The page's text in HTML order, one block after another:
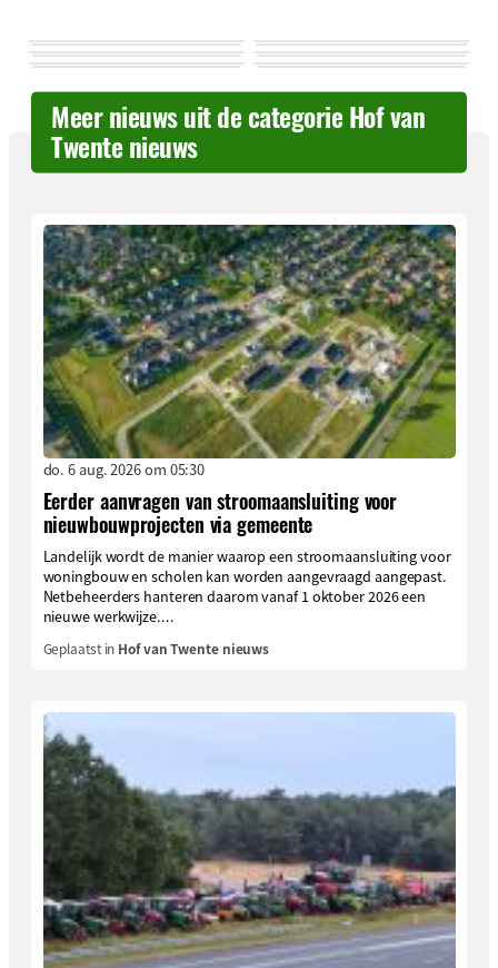
Meer nieuws uit de categorie Hof van
Twente nieuws
do. 6 aug. 2026 om 05:30
Eerder aanvragen van stroomaansluiting voor
nieuwbouwprojecten via gemeente
Landelijk wordt de manier waarop een stroomaansluiting voor
woningbouw en scholen kan worden aangevraagd aangepast.
Netbeheerders hanteren daarom vanaf 1 oktober 2026 een
nieuwe werkwijze....
Geplaatst in Hof van Twente nieuws